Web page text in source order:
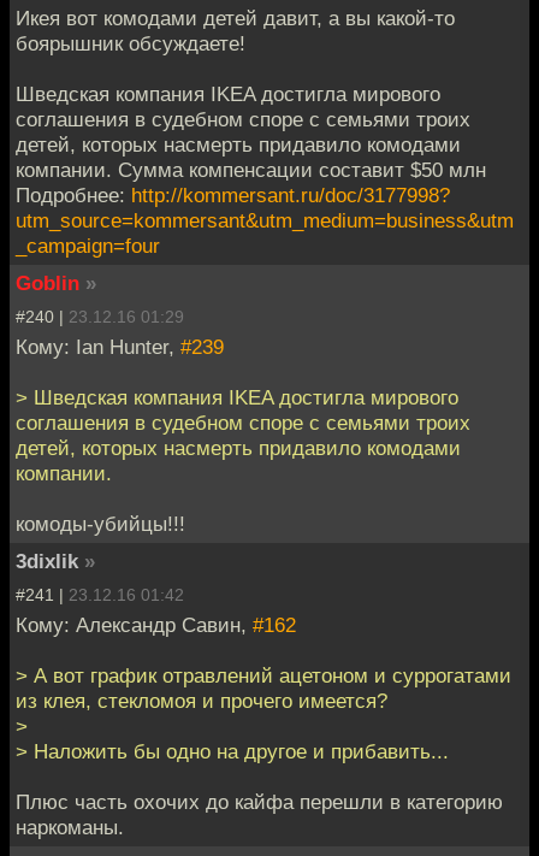
Икея вот комодами детей давит, а вы какой-то
боярышник обсуждаете!
Шведская компания IKEA достигла мирового
соглашения в судебном споре с семьями троих
детей, которых насмерть придавило комодами
компании. Сумма компенсации составит $50 млн
Подробнее: http://kommersant.ru/doc/3177998?
utm_source=kommersant&utm_medium=business&utm
_campaign=four
Goblin »
#240 | 23.12.16 01:29
Кому: Ian Hunter, #239
> Шведская компания IKEA достигла мирового
соглашения в судебном споре с семьями троих
детей, которых насмерть придавило комодами
компании.
комоды-убийцы!!!
3dixlik »
#241 | 23.12.16 01:42
Кому: Александр Савин, #162
> А вот график отравлений ацетоном и суррогатами
из клея, стекломоя и прочего имеется?
>
> Наложить бы одно на другое и прибавить...
Плюс часть охочих до кайфа перешли в категорию
наркоманы.